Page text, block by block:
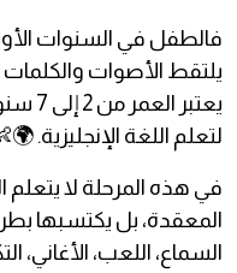
فالطفل في السنوات
يلتقط الأصوات
لتعلم اللغة الإنجليزية.
في هذه المرحلة لا يتعلم
المعقدة، بل يكتسبها
السماع، اللعب، الأغاني،